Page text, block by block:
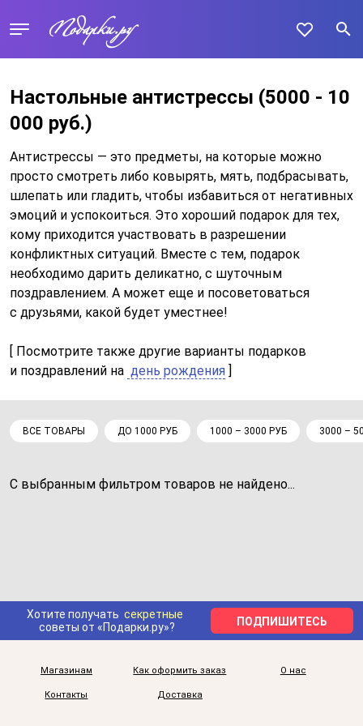
Настольные антистрессы (5000 - 10
000 руб.)
Антистрессы — это предметы, на которые можно
просто смотреть либо ковырять, мять, подбрасывать,
шлепать или гладить, чтобы избавиться от негативных
эмоций и успокоиться. Это хороший подарок для тех,
кому приходится участвовать в разрешении
конфликтных ситуаций. Вместе с тем, подарок
необходимо дарить деликатно, с шуточным
поздравлением. А может еще и посоветоваться
с друзьями, какой будет уместнее!
[ Посмотрите также другие варианты подарков
и поздравлений на день рождения ]
ВСЕ ТОВАРЫ ДО 1000 РУБ 1000 – 3000 РУБ 3000 –
С выбранным фильтром товаров не найдено...
Хотите получать секретные
советы от «Подарки.ру»?
ПОДПИШИТЕСЬ
Магазинам Как оформить заказ О нас
Контакты Доставка